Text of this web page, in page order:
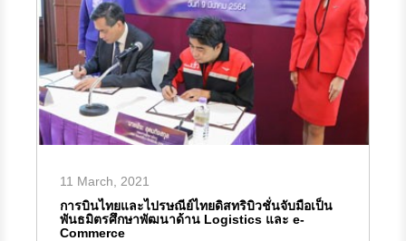
11 March, 2021
การบินไทยและไปรษณีย์ไทยดิสทริบิวชั่นจับมือเป็น
พันธมิตรศึกษาพัฒนาด้าน Logistics และ e-
Commerce